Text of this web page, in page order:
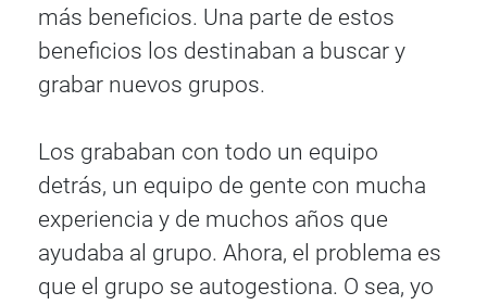
más beneficios. Una parte de estos
beneficios los destinaban a buscar y
grabar nuevos grupos.
Los grababan con todo un equipo
detrás, un equipo de gente con mucha
experiencia y de muchos años que
ayudaba al grupo. Ahora, el problema es
que el grupo se autogestiona. O sea, yo